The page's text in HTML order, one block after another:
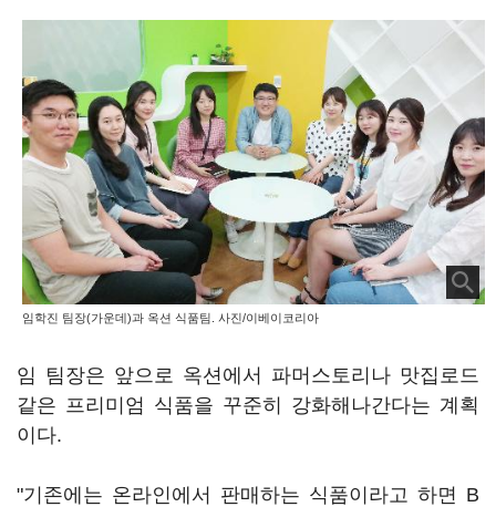
임학진 팀장(가운데)과 옥션 식품팀. 사진/이베이코리아
임 팀장은 앞으로 옥션에서 파머스토리나 맛집로드
같은 프리미엄 식품을 꾸준히 강화해나간다는 계획
이다.
"기존에는 온라인에서 판매하는 식품이라고 하면 B